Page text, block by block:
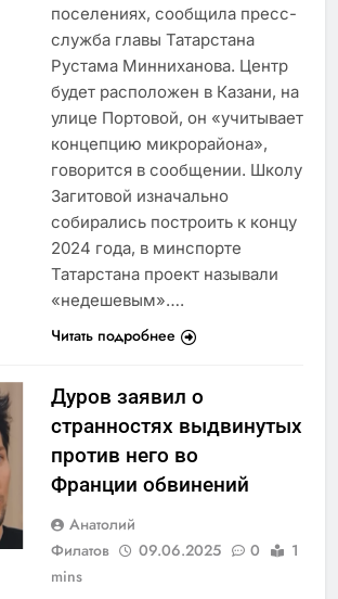
поселениях, сообщила пресс-
служба главы Татарстана
Рустама Минниханова. Центр
будет расположен в Казани, на
улице Портовой, он «учитывает
концепцию микрорайона»,
говорится в сообщении. Школу
Загитовой изначально
собирались построить к концу
2024 года, в минспорте
Татарстана проект называли
«недешевым»….
Читать подробнее
Дуров заявил о
странностях выдвинутых
против него во
Франции обвинений
Анатолий
Филатов
09.06.2025 0
1
mins